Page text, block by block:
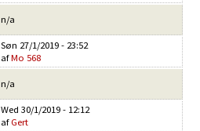
n/a
Søn 27/1/2019 - 23:52
afMo 568
n/a
Wed 30/1/2019 - 12:12
af Gert